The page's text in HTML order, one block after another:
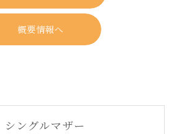
概要情報へ
シングルマザー